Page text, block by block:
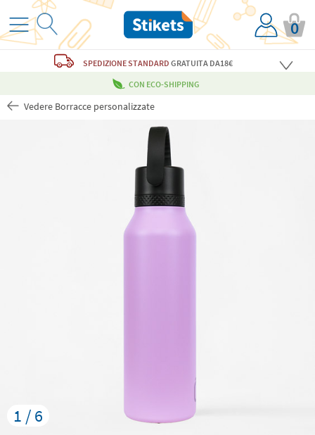
0
SPEDIZIONE STANDARD GRATUITADA18€
CON ECO-SHIPPING
Vedere Borracce personalizzate
1 / 6